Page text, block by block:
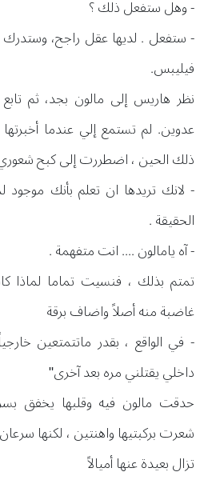
- وهل ستفعل ذلك ؟
- ستفعل . لديها عقل راجح، وستدرك
فيليبس.
نظر هاريس إلى مالون بجد، ثم تابع
عدوين. لم تستمع إلي عندما
ذلك الحين ، اضطررت إلى كبح
- لانك تريدها ان تعلم بأنك موجود
الحقيقة .
- آه يامالون .... انت متفهمة .
تمتم بذلك ، فنسيت تماما لماذا
غاضبة منه أصلاً واضاف برقة
- في الواقع ، بقدر ماتتمتعين
داخلي يقتلني مره بعد آخرى"
حدقت مالون فيه وقلبها يخفق
شعرت بركبتيها واهنتين ، لكنها
تزال بعيدة عنها أميالاً